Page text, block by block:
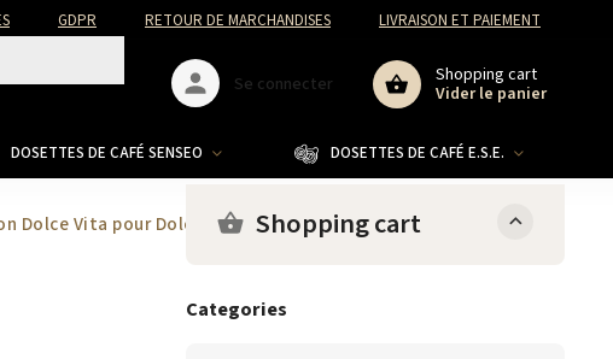
GDPR RETOUR DE MARCHANDISES LIVRAISON ET PAIEMENT
Shopping cart
Vider le panier
Se connecter
DOSETTES DE CAFÉ SENSEO DOSETTES DE CAFÉ E.S.E.
Dolce Vita pour Dolce Gusto 16 capsules
Shopping cart
Categories